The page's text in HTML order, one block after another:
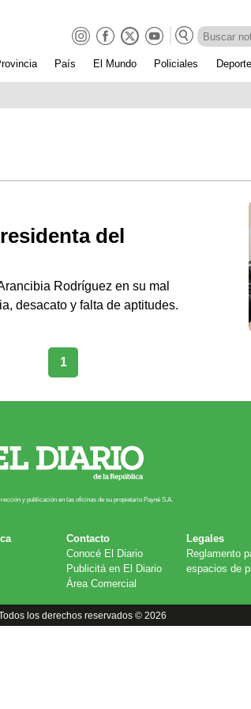
País El Mundo Policiales
del
Rodríguez en su mal
desacato y falta de aptitudes.
1
y publicación en las oficinas de su propietario Payn​é S.A.
Contacto
Conocé El Diario
Publicitá en El Diario
Área Comercial
Legales
Reglamento
espacios de
los derechos reservados © 2026